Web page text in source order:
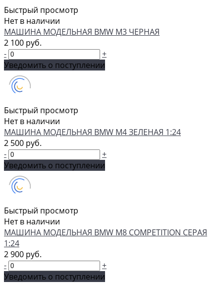
Быстрый просмотр
Нет в наличии
МАШИНА МОДЕЛЬНАЯ BMW M3 ЧЕРНАЯ
2 100 руб.
-
+
Уведомить о поступлении
Быстрый просмотр
Нет в наличии
МАШИНА МОДЕЛЬНАЯ BMW M4 ЗЕЛЕНАЯ 1:24
2 500 руб.
-
+
Уведомить о поступлении
Быстрый просмотр
Нет в наличии
МАШИНА МОДЕЛЬНАЯ BMW M8 COMPETITION СЕРАЯ
1:24
2 900 руб.
-
+
Уведомить о поступлении